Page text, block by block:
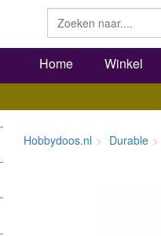
Home Winkel
Hobbydoos.nl Durable